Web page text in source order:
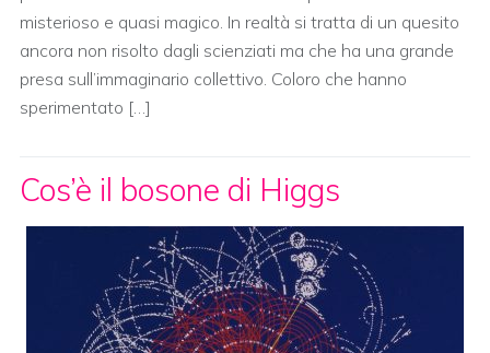
misterioso e quasi magico. In realtà si tratta di un quesito
ancora non risolto dagli scienziati ma che ha una grande
presa sull’immaginario collettivo. Coloro che hanno
sperimentato […]
Cos’è il bosone di Higgs